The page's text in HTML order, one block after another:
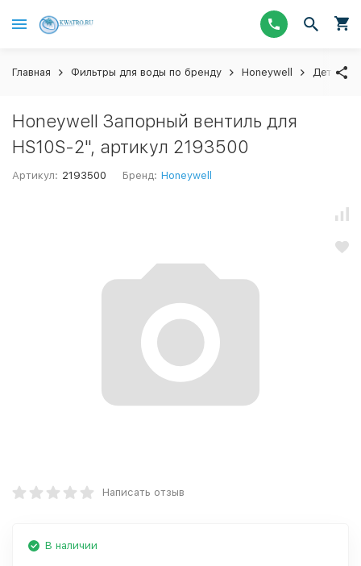
Главная Фильтры для воды по бренду Honeywell Детали
Honeywell Запорный вентиль для
HS10S-2", артикул 2193500
Артикул: 2193500 Бренд: Honeywell
Написать отзыв
В наличии